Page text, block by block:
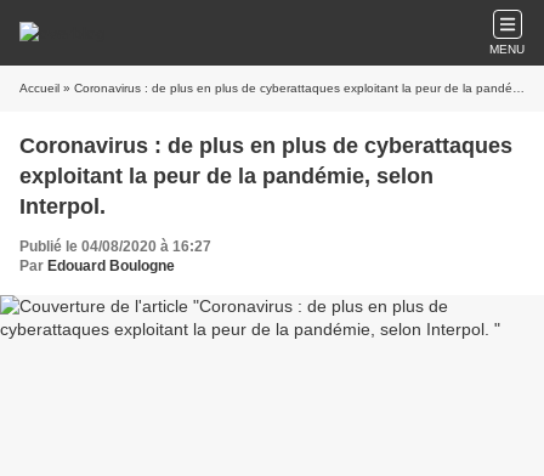
MENU
Accueil » Coronavirus : de plus en plus de cyberattaques exploitant la peur de la pandémie, selon Interpol.
Coronavirus : de plus en plus de cyberattaques
exploitant la peur de la pandémie, selon
Interpol.
Publié le 04/08/2020 à 16:27
Par Edouard Boulogne